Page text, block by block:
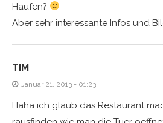
Haufen?
Aber sehr interessante Infos und
TIM
Januar 21, 2013 - 01:23
Haha ich glaub das Restaurant